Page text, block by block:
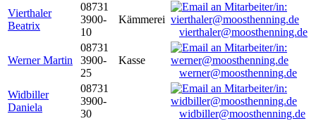
Vierthaler
Beatrix
08731
3900-
10
Kämmerei
vierthaler@moosthenning.de
Werner Martin
08731
3900-
25
Kasse
werner@moosthenning.de
Widbiller
Daniela
08731
3900-
30
widbiller@moosthenning.de